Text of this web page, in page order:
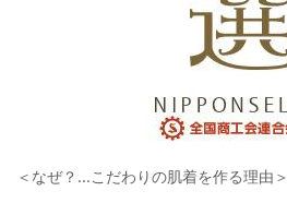
＜なぜ？…こだわりの肌着を作る理由＞